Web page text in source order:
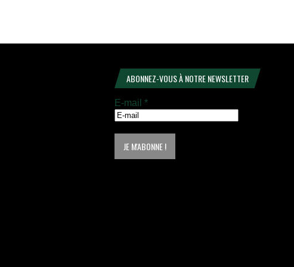
ABONNEZ-VOUS À NOTRE NEWSLETTER
E-mail *